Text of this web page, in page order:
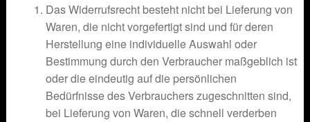
Das Widerrufsrecht besteht nicht bei Lieferung von
Waren, die nicht vorgefertigt sind und für deren
Herstellung eine individuelle Auswahl oder
Bestimmung durch den Verbraucher maßgeblich ist
oder die eindeutig auf die persönlichen
Bedürfnisse des Verbrauchers zugeschnitten sind,
bei Lieferung von Waren, die schnell verderben